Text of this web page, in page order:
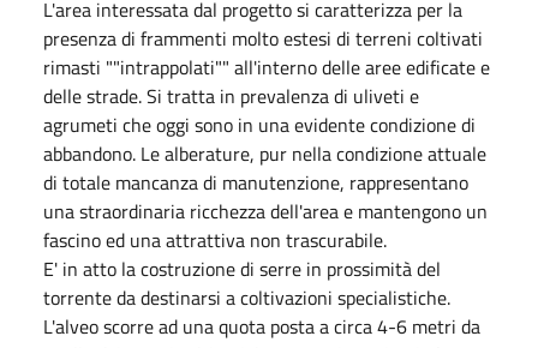
L'area interessata dal progetto si caratterizza per la
presenza di frammenti molto estesi di terreni coltivati
rimasti ""intrappolati"" all'interno delle aree edificate e
delle strade. Si tratta in prevalenza di uliveti e
agrumeti che oggi sono in una evidente condizione di
abbandono. Le alberature, pur nella condizione attuale
di totale mancanza di manutenzione, rappresentano
una straordinaria ricchezza dell'area e mantengono un
fascino ed una attrattiva non trascurabile.
E' in atto la costruzione di serre in prossimità del
torrente da destinarsi a coltivazioni specialistiche.
L'alveo scorre ad una quota posta a circa 4-6 metri da